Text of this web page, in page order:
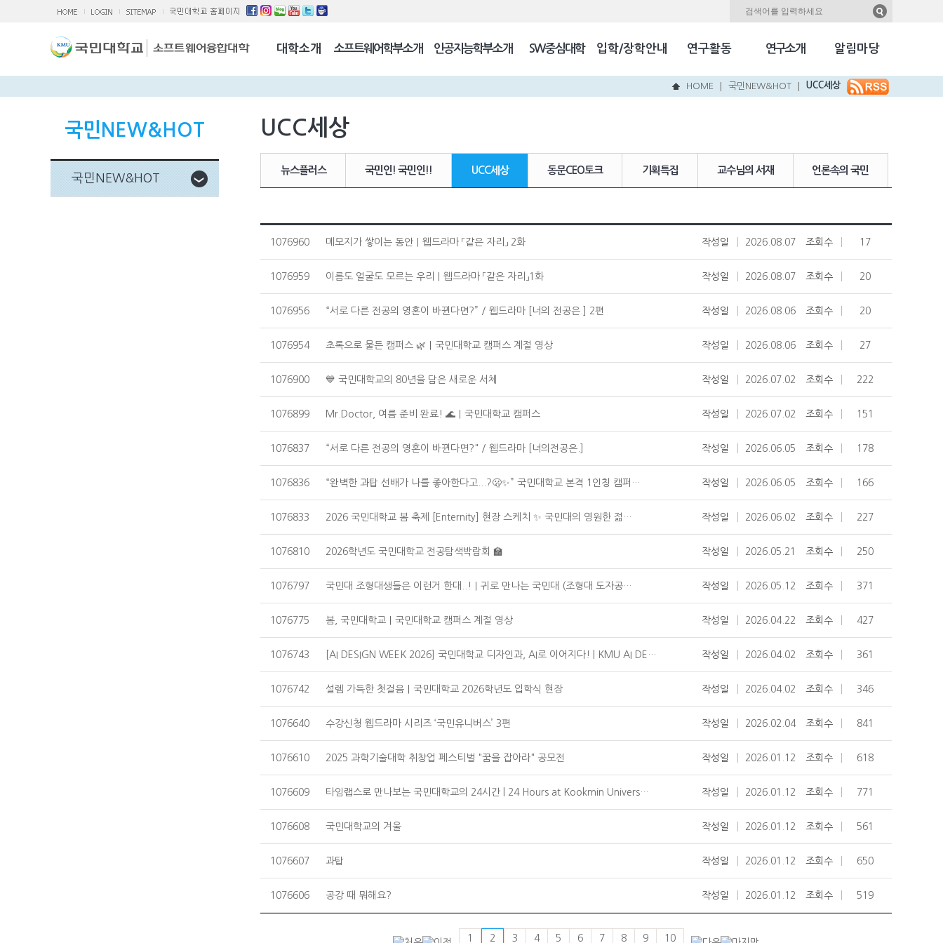
대학소개
소융대Q/A
찾아오시는 길 소프트웨어학부소개 인공지능학부소개 SW중심대학 입학/장학안내 연구활동 연구소개 알림마당
국민NEW & HOT
HOME 국민NEW&HOT UCC세상
국민NEW&HOT
국민NEW&HOT
UCC세상
뉴스플러스 국민인! 국민인!! UCC세상 동문CEO토크 기획특집 교수님의 서재 언론속의 국민
1076960 메모지가 쌓이는 동안｜웹드라마 「같은 자리」 2화 작성일 2026.08.07 조회수 17
1076959 이름도 얼굴도 모르는 우리｜웹드라마 「같은 자리」1화 작성일 2026.08.07 조회수 20
1076956 “서로 다른 전공의 영혼이 바뀐다면?” / 웹드라마 [너의 전공은.] 2편 작성일 2026.08.06 조회수 20
1076954 초록으로 물든 캠퍼스 🌿｜국민대학교 캠퍼스 계절 영상 작성일 2026.08.06 조회수 27
1076900 💙 국민대학교의 80년을 담은 새로운 서체 작성일 2026.07.02 조회수 222
1076899 Mr.Doctor, 여름 준비 완료! 🌊｜국민대학교 캠퍼스 작성일 2026.07.02 조회수 151
1076837 “서로 다른 전공의 영혼이 바뀐다면?" / 웹드라마 [너의전공은.] 작성일 2026.06.05 조회수 178
1076836 “완벽한 과탑 선배가 나를 좋아한다고...?🫢✨” 국민대학교 본격 1인칭 캠퍼… 작성일 2026.06.05 조회수 166
1076833 2026 국민대학교 봄 축제 [Enternity] 현장 스케치 ✨ 국민대의 영원한 젊… 작성일 2026.06.02 조회수 227
1076810 2026학년도 국민대학교 전공탐색박람회 🏫 작성일 2026.05.21 조회수 250
1076797 국민대 조형대생들은 이런거 한대..!｜귀로 만나는 국민대 (조형대 도자공… 작성일 2026.05.12 조회수 371
1076775 봄, 국민대학교｜국민대학교 캠퍼스 계절 영상 작성일 2026.04.22 조회수 427
1076743 [AI DESIGN WEEK 2026] 국민대학교 디자인과, AI로 이어지다! | KMU AI DE… 작성일 2026.04.02 조회수 361
1076742 설렘 가득한 첫걸음｜국민대학교 2026학년도 입학식 현장 작성일 2026.04.02 조회수 346
1076640 수강신청 웹드라마 시리즈 ‘국민유니버스’ 3편 작성일 2026.02.04 조회수 841
1076610 2025 과학기술대학 취창업 페스티벌 "꿈을 잡아라" 공모전 작성일 2026.01.12 조회수 618
1076609 타임랩스로 만나보는 국민대학교의 24시간 | 24 Hours at Kookmin Univers… 작성일 2026.01.12 조회수 771
1076608 국민대학교의 겨울 작성일 2026.01.12 조회수 561
1076607 과탑 작성일 2026.01.12 조회수 650
1076606 공강 때 뭐해요? 작성일 2026.01.12 조회수 519
1 2 3 4 5 6 7 8 9 10